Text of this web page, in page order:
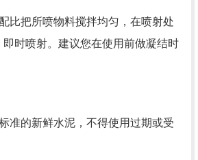
比把所喷物料搅拌均匀，在喷射处
时喷射。建议您在使用前做凝结时
准的新鲜水泥，不得使用过期或受